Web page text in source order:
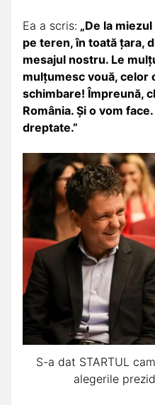
Ea a scris: „De la
pe teren, în toată ţara,
mesajul nostru. Le
mulţumesc vouă, celor
schimbare! Împreună,
România. Şi o vom
dreptate.”
S-a dat STARTUL
alegerile